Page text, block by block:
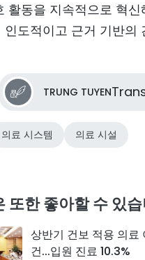
활동을 지속적으로 혁신
인도적이고 근거 기반의
TRUNG TUYEN
의료 시스템 의료 시설
또한 좋아할 수 있
상반기 건보 적용 의
건...입원 진료 10.3%